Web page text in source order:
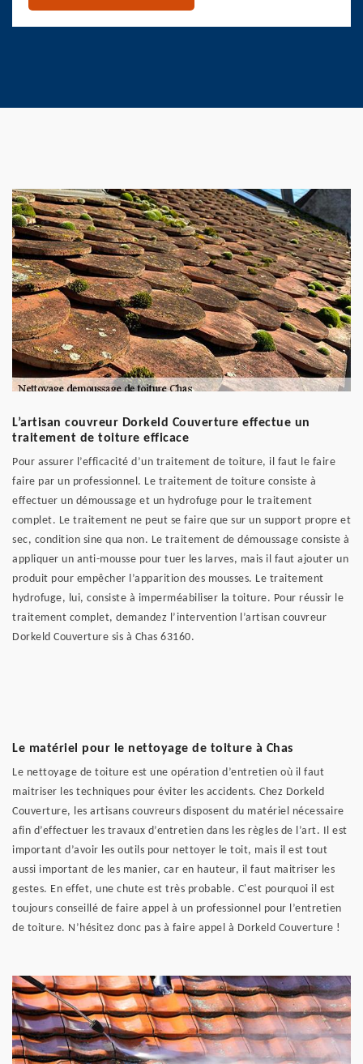
L’artisan couvreur Dorkeld Couverture effectue un
traitement de toiture efficace
Pour assurer l’efficacité d’un traitement de toiture, il faut le faire
faire par un professionnel. Le traitement de toiture consiste à
effectuer un démoussage et un hydrofuge pour le traitement
complet. Le traitement ne peut se faire que sur un support propre et
sec, condition sine qua non. Le traitement de démoussage consiste à
appliquer un anti-mousse pour tuer les larves, mais il faut ajouter un
produit pour empêcher l’apparition des mousses. Le traitement
hydrofuge, lui, consiste à imperméabiliser la toiture. Pour réussir le
traitement complet, demandez l’intervention l’artisan couvreur
Dorkeld Couverture sis à Chas 63160.
Le matériel pour le nettoyage de toiture à Chas
Le nettoyage de toiture est une opération d’entretien où il faut
maitriser les techniques pour éviter les accidents. Chez Dorkeld
Couverture, les artisans couvreurs disposent du matériel nécessaire
afin d’effectuer les travaux d’entretien dans les règles de l’art. Il est
important d’avoir les outils pour nettoyer le toit, mais il est tout
aussi important de les manier, car en hauteur, il faut maitriser les
gestes. En effet, une chute est très probable. C'est pourquoi il est
toujours conseillé de faire appel à un professionnel pour l’entretien
de toiture. N’hésitez donc pas à faire appel à Dorkeld Couverture !